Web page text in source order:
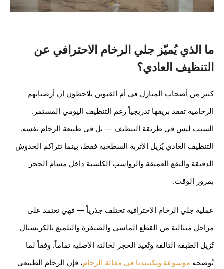
ما الذي يُميّز جلي الرخام الاحترافي عن
التنظيف العادي؟
كثير من أصحاب المنازل في أم القيوين يلاحظون أن أرضياتهم
الرخامية تفقد بريقها تدريجياً رغم التنظيف اليومي المستمر.
السبب ليس في طريقة التنظيف — بل في طبيعة الرخام نفسه.
التنظيف العادي يُزيل الأتربة السطحية فقط، بينما تتراكم الخدوش
الدقيقة والبقع العميقة والرواسب الكلسية داخل مسام الحجر
بمرور الوقت.
عملية جلي الرخام الاحترافية تختلف جذرياً — فهي تعتمد على
مراحل متتالية من القطع الماسي والصنفرة والتلميع بالكريستال
تُزيل الطبقة التالفة وتُعيد الحجر لحالته الأصلية تماماً. وفقاً لما
تُوضحه موسوعة ويكيبيديا في مقالة الرخام، فإن الرخام الطبيعي